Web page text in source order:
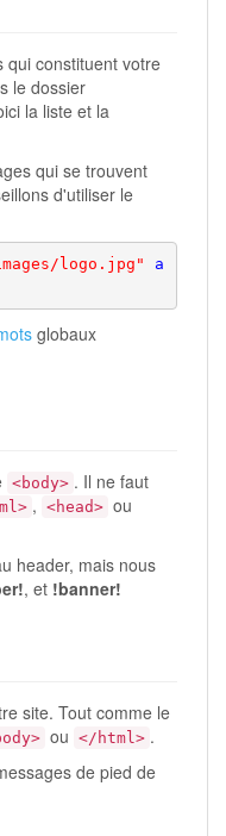
qui constituent votre
le dossier
la liste et la
qui se trouvent
d'utiliser le
logo.jpg"
a
globaux
<body> . Il ne faut
, <head> ou
header, mais nous
, et !banner!
site. Tout comme le
ou </html> .
de pied de